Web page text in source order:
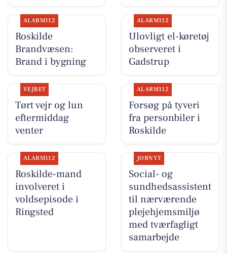
ALARM112
Roskilde
Brandvæsen:
Brand i bygning
ALARM112
Ulovligt el-køretøj
observeret i
Gadstrup
VEJRET
Tørt vejr og lun
eftermiddag
venter
ALARM112
Forsøg på tyveri
fra personbiler i
Roskilde
ALARM112
Roskilde-mand
involveret i
voldsepisode i
Ringsted
JOBNYT
Social- og
sundhedsassistent
til nærværende
plejehjemsmiljø
med tværfagligt
samarbejde